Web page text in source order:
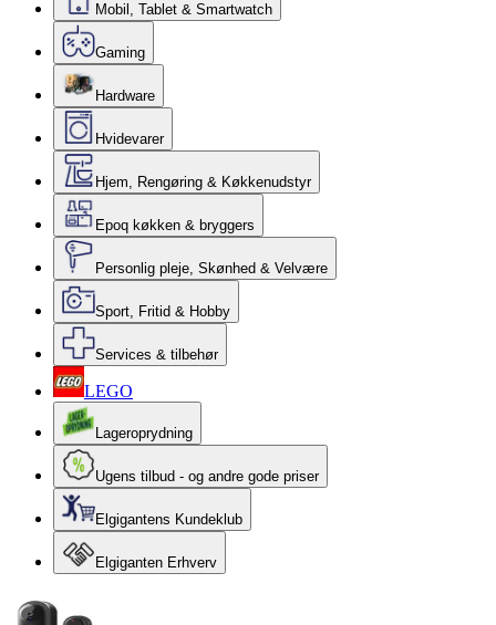
Mobil, Tablet & Smartwatch
Gaming
Hardware
Hvidevarer
Hjem, Rengøring & Køkkenudstyr
Epoq køkken & bryggers
Personlig pleje, Skønhed & Velvære
Sport, Fritid & Hobby
Services & tilbehør
LEGO
Lageroprydning
Ugens tilbud - og andre gode priser
Elgigantens Kundeklub
Elgiganten Erhverv